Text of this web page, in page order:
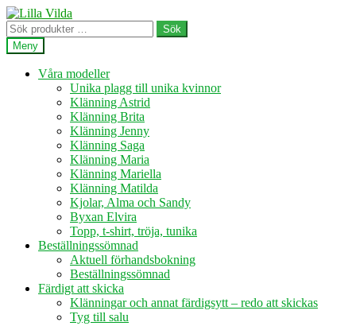
Hoppa
till
navigering
Hoppa
till
innehåll
Sök
efter:
Sök
Meny
Våra modeller
Unika plagg till unika kvinnor
Klänning Astrid
Klänning Brita
Klänning Jenny
Klänning Saga
Klänning Maria
Klänning Mariella
Klänning Matilda
Kjolar, Alma och Sandy
Byxan Elvira
Topp, t-shirt, tröja, tunika
Beställningssömnad
Aktuell förhandsbokning
Beställningssömnad
Färdigt att skicka
Klänningar och annat färdigsytt – redo att skickas
Tyg till salu